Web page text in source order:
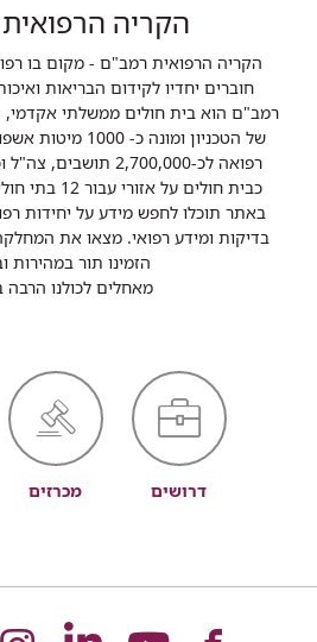
הקריה
הקריה הרפואית רמב"ם - מקום בו
חוברים יחדיו לקידום הבריאות
רמב"ם הוא בית חולים ממשלתי אקדמי,
של הטכניון ומונה
רפואה לכ-2,700,000
כבית חולים על אזורי עבור 12 בתי חולים בצפון מדינת ישראל.
באתר תוכלו לחפש מידע על יחידות
בדיקות ומידע רפואי. מצאו את
הזמינו תור במהירות
מאחלים לכולנו הרבה
דרושים מכרזים